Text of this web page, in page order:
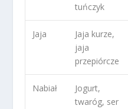
tuńczyk
Jaja
Jaja kurze,
jaja
przepiórcze
Nabiał
Jogurt,
twaróg, ser